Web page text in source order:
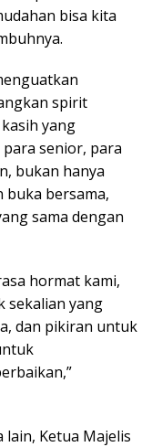
bisa kita
spirit
yang
senior, para
bukan hanya
buka bersama,
sama dengan
hormat kami,
sekalian yang
dan pikiran untuk
Ketua Majelis